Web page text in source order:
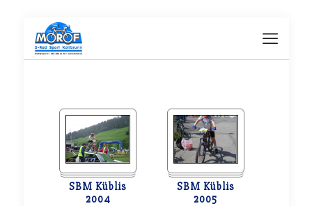
SBM Küblis
2004
SBM Küblis
2005